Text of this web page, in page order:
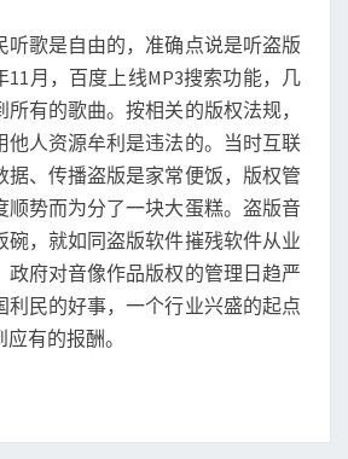
歌
自
由
T
S
听歌是自由的，准确点说是听盗版
11月，百度上线MP3搜索功能，几
有的歌曲。按相关的版权法规，
他人资源牟利是违法的。当时互联
据、传播盗版是家常便饭，版权管
顺势而为分了一块大蛋糕。盗版音
碗，就如同盗版软件摧残软件从业
政府对音像作品版权的管理日趋严
利民的好事，一个行业兴盛的起点
有的报酬。